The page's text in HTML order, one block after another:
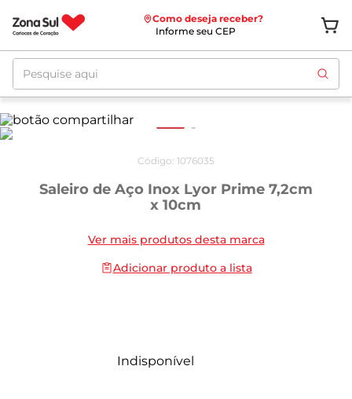
Como deseja receber?
Informe seu CEP
Pesquise aqui
Código: 1076035
Saleiro de Aço Inox Lyor Prime 7,2cm
x 10cm
Ver mais produtos desta marca
Adicionar produto a lista
Indisponível